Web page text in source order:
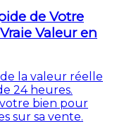
de Votre
Valeur en
la valeur réelle
24 heures.
bien pour
sur sa vente.